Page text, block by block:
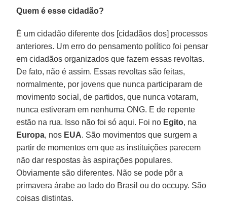
Quem é esse cidadão?
É um cidadão diferente dos [cidadãos dos] processos
anteriores. Um erro do pensamento político foi pensar
em cidadãos organizados que fazem essas revoltas.
De fato, não é assim. Essas revoltas são feitas,
normalmente, por jovens que nunca participaram de
movimento social, de partidos, que nunca votaram,
nunca estiveram em nenhuma ONG. E de repente
estão na rua. Isso não foi só aqui. Foi no Egito, na
Europa, nos EUA. São movimentos que surgem a
partir de momentos em que as instituições parecem
não dar respostas às aspirações populares.
Obviamente são diferentes. Não se pode pôr a
primavera árabe ao lado do Brasil ou do occupy. São
coisas distintas.